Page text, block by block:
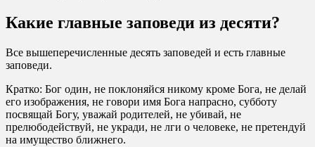
Какие главные заповеди из десяти?
Все вышеперечисленные десять заповедей и есть главные
заповеди.
Кратко: Бог один, не поклоняйся никому кроме Бога, не делай
его изображения, не говори имя Бога напрасно, субботу
посвящай Богу, уважай родителей, не убивай, не
прелюбодействуй, не укради, не лги о человеке, не претендуй
на имущество ближнего.